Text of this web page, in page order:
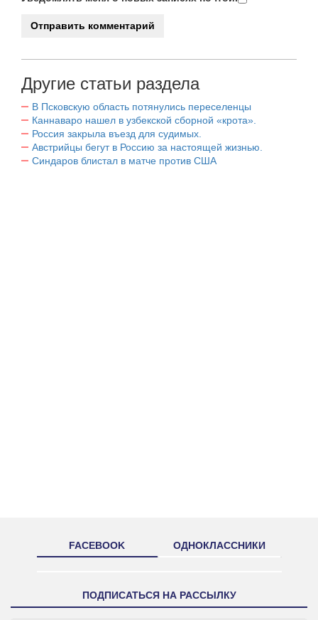
Другие статьи раздела
В Псковскую область потянулись переселенцы
Каннаваро нашел в узбекской сборной «крота».
Россия закрыла въезд для судимых.
Австрийцы бегут в Россию за настоящей жизнью.
Синдаров блистал в матче против США
FACEBOOK ОДНОКЛАССНИКИ
ПОДПИСАТЬСЯ НА РАССЫЛКУ